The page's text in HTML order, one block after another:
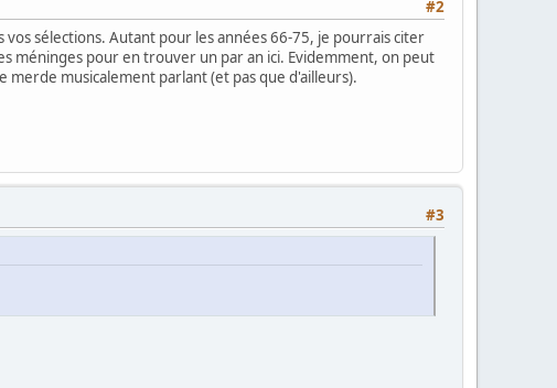
#2
sélections. Autant pour les années 66-75, je pourrais citer
méninges pour en trouver un par an ici. Evidemment, on peut
merde musicalement parlant (et pas que d'ailleurs).
#3